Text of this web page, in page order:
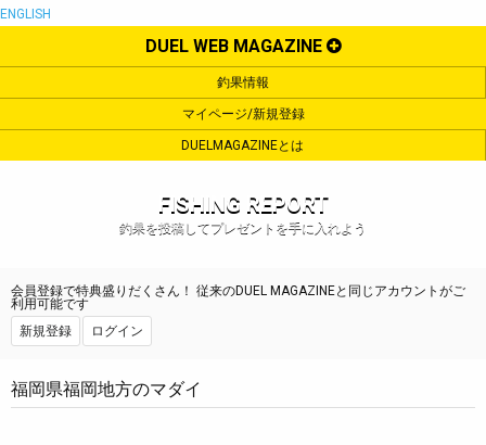
ENGLISH
DUEL WEB MAGAZINE
釣果情報
マイページ/新規登録
DUELMAGAZINEとは
FISHING REPORT
釣果を投稿してプレゼントを手に入れよう
会員登録で特典盛りだくさん！ 従来のDUEL MAGAZINEと同じアカウントがご
利用可能です
新規登録
ログイン
福岡県福岡地方のマダイ